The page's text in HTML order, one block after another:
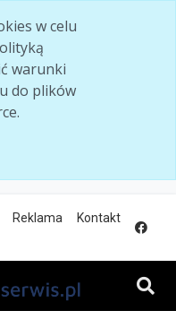
w celu
warunki
do plików
Reklama Kontakt